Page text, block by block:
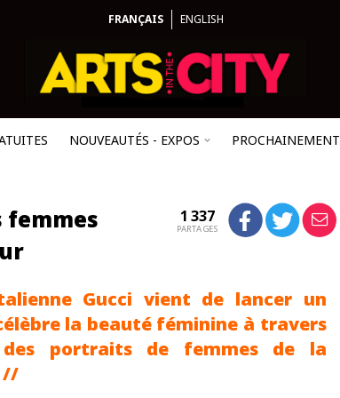
FRANÇAIS ENGLISH
NOUVEAUTÉS - EXPOS PROCHAINEMENT
femmes
1 337
PARTAGES
Gucci vient de lancer un
la beauté féminine à travers
portraits de femmes de la
//